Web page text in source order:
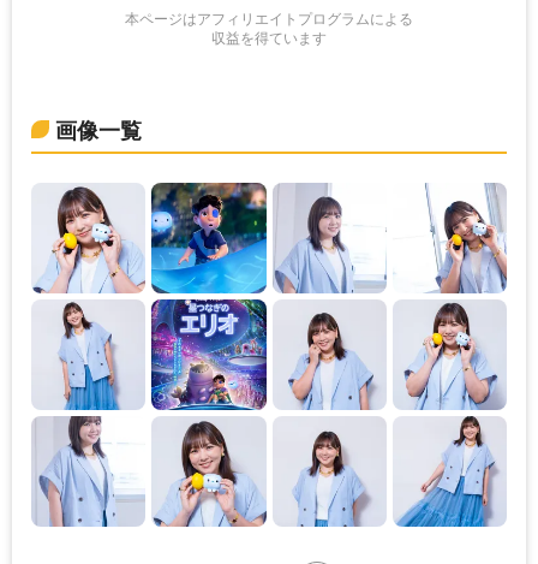
本ページはアフィリエイトプログラムによる
収益を得ています
画像一覧